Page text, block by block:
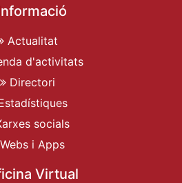
Actualitat
d'activitats
Directori
socials
Webs i Apps
Virtual